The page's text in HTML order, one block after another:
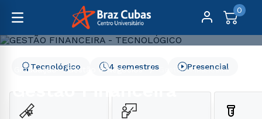
0
Graduação Gestão e Negócios Gestão Financeira
Gestão Financeira
4 semestres
Tecnológico Presencial